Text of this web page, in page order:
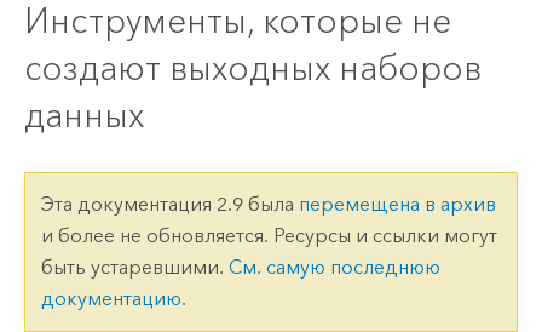
Инструменты, которые не
создают выходных наборов
данных
Эта документация 2.9 была перемещена в архив
и более не обновляется. Ресурсы и ссылки могут
быть устаревшими. См. самую последнюю
документацию.